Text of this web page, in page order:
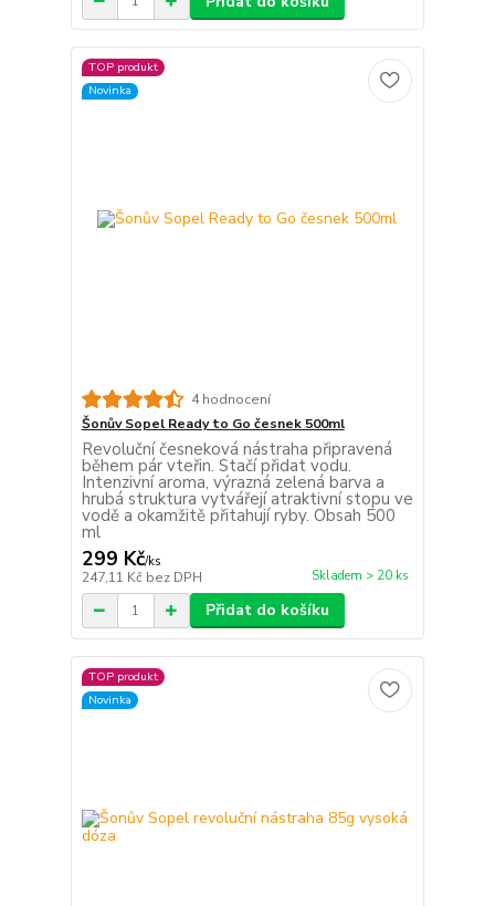
TOP produkt
Novinka
4 hodnocení
Šonův Sopel Ready to Go česnek 500ml
Revoluční česneková nástraha připravená
během pár vteřin. Stačí přidat vodu.
Intenzivní aroma, výrazná zelená barva a
hrubá struktura vytvářejí atraktivní stopu ve
vodě a okamžitě přitahují ryby. Obsah 500
ml
299 Kč/ks
247,11 Kč bez DPH Skladem > 20 ks
Přidat do košíku
TOP produkt
Novinka